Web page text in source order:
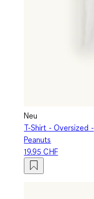
Neu
T-Shirt - Oversized -
Peanuts
19.95 CHF